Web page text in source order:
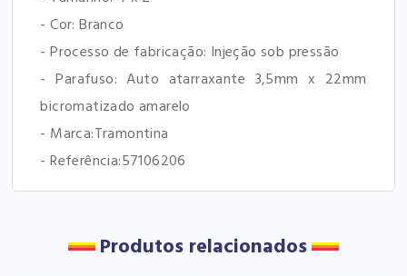
- Cor: Branco
- Processo de fabricação: Injeção sob pressão
- Parafuso: Auto atarraxante 3,5mm x 22mm
bicromatizado amarelo
- Marca:Tramontina
- Referência:57106206
Produtos relacionados